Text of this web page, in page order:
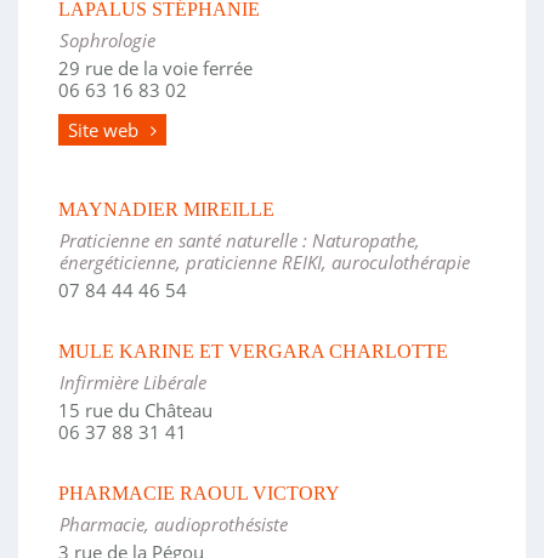
LAPALUS STÉPHANIE
Sophrologie
29 rue de la voie ferrée
06 63 16 83 02
Site web
MAYNADIER MIREILLE
Praticienne en santé naturelle : Naturopathe,
énergéticienne, praticienne REIKI, auroculothérapie
07 84 44 46 54
MULE KARINE ET VERGARA CHARLOTTE
Infirmière Libérale
15 rue du Château
06 37 88 31 41
PHARMACIE RAOUL VICTORY
Pharmacie, audioprothésiste
3 rue de la Pégou